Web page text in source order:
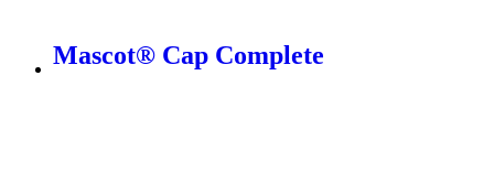
Mascot® Cap Complete